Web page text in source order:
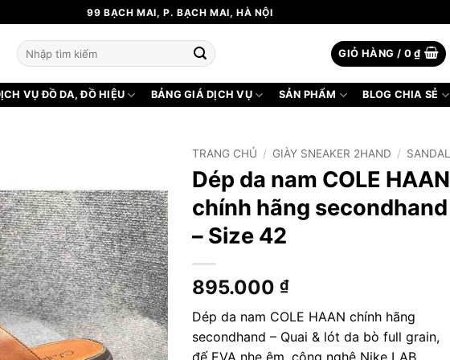
99 BẠCH MAI, P. BẠCH MAI, HÀ NỘI
Tìm
kiếm:
GIỎ HÀNG / 0₫
VỤ ĐỒ DA, ĐỒ HIỆU BẢNG GIÁ DỊCH VỤ SẢN PHẨM BLOG CHIA SẺ
TRANG CHỦ / GIÀY SNEAKER 2HAND / SANDAL
Dép da nam COLE HAAN
chính hãng secondhand
– Size 42
895.000 ₫
Dép da nam COLE HAAN chính hãng
secondhand – Quai & lót da bò full grain,
đế EVA nhẹ êm, công nghệ Nike LAB,